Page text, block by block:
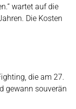
wartet auf die
Die Kosten
die am 27.
gewann souverän